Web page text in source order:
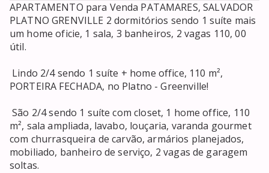
APARTAMENTO para Venda PATAMARES, SALVADOR
PLATNO GRENVILLE 2 dormitórios sendo 1 suíte mais
um home oficie, 1 sala, 3 banheiros, 2 vagas 110, 00
útil.
PORTEIRA FECHADA, no Platno - Greenville!
São 2/4 sendo 1 suíte com closet, 1 home office, 110
m², sala ampliada, lavabo, louçaria, varanda gourmet
com churrasqueira de carvão, armários planejados,
mobiliado, banheiro de serviço, 2 vagas de garagem
soltas.